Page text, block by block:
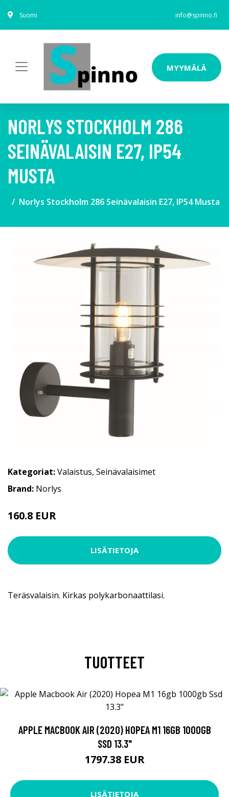
Suomi info@spinno.fi
MYYMÄLÄ
NORLYS STOCKHOLM 286
SEINÄVALAISIN E27, IP54
MUSTA
Norlys Stockholm 286 Seinävalaisin E27, IP54 Musta
Kategoriat:Valaistus, Seinävalaisimet
Brand: Norlys
160.8 EUR
LISÄTIETOJA
Teräsvalaisin. Kirkas polykarbonaattilasi.
TUOTTEET
APPLE MACBOOK AIR (2020) HOPEA M1 16GB 1000GB
SSD 13.3"
1797.38 EUR
LISÄTIETOJA